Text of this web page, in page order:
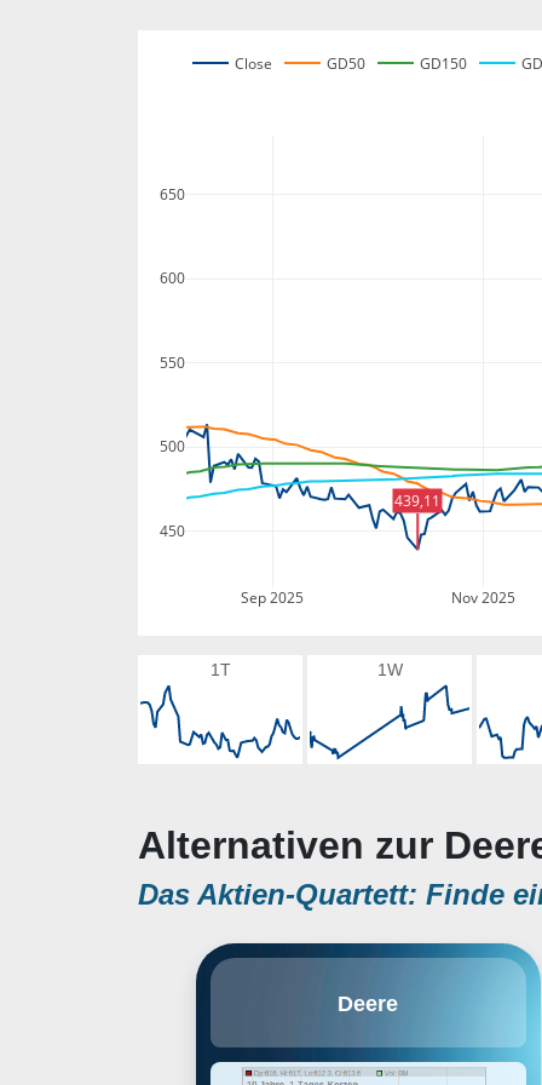
Sep 2025 Nov 2025
450
500
550
600
650
Close GD50 GD150
439,11
1T 1W
Alternativen zur
Das Aktien-Quartett: Finde
Deere
Bau- und Forstmaschinen. Die
Rasen machen rund 70% des
Umsatzes des Unternehmens im